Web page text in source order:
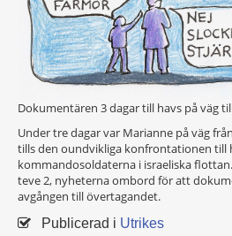
Dokumentären 3 dagar till havs på väg
Under tre dagar var Marianne på väg
tills den oundvikliga konfrontationen till
kommandosoldaterna i israeliska
teve 2, nyheterna ombord för att
avgången till övertagandet.
Publicerad i Utrikes